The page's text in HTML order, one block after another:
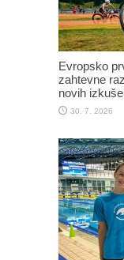
Evropsko
zahtevne
novih
30. 7. 2026